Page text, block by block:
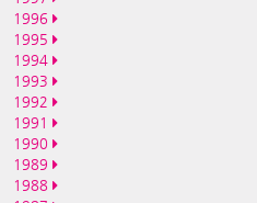
1996
1995
1994
1993
1992
1991
1990
1989
1988